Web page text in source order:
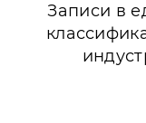
Записи в